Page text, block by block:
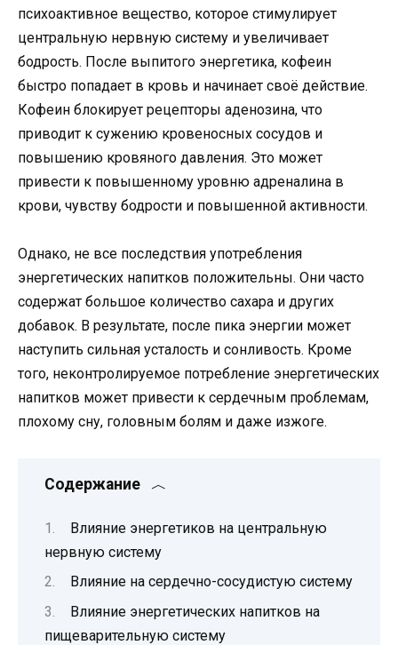
психоактивное вещество, которое стимулирует
центральную нервную систему и увеличивает
бодрость. После выпитого энергетика, кофеин
быстро попадает в кровь и начинает своё действие.
Кофеин блокирует рецепторы аденозина, что
приводит к сужению кровеносных сосудов и
повышению кровяного давления. Это может
привести к повышенному уровню адреналина в
крови, чувству бодрости и повышенной активности.
Однако, не все последствия употребления
энергетических напитков положительны. Они часто
содержат большое количество сахара и других
добавок. В результате, после пика энергии может
наступить сильная усталость и сонливость. Кроме
того, неконтролируемое потребление энергетических
напитков может привести к сердечным проблемам,
плохому сну, головным болям и даже изжоге.
Содержание
Влияние энергетиков на центральную
нервную систему
Влияние на сердечно-сосудистую систему
Влияние энергетических напитков на
пищеварительную систему